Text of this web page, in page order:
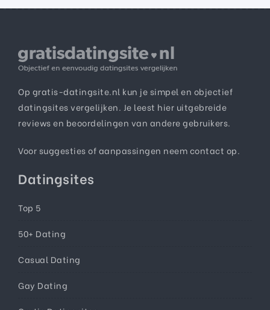
Op gratis-datingsite.nl kun je simpel en objectief
datingsites vergelijken. Je leest hier uitgebreide
reviews en beoordelingen van andere gebruikers.
Voor suggesties of aanpassingen neemcontact op.
Datingsites
Top 5
50+ Dating
Casual Dating
Gay Dating